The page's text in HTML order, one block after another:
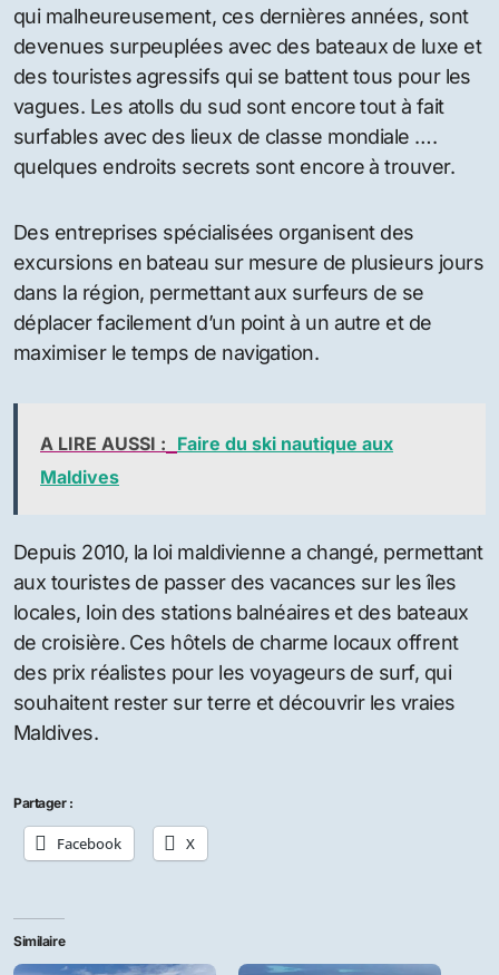
Les récents concours O’Neil Deep Blue organisés
aux Maldives ont placé les Maldives sur la carte du
monde du surf. Alors que la plupart des spots de
surf reconnus se trouvent dans l’atoll de Male, il y a
certainement plus à découvrir. Les atolls du centre-
houle qui remonte de l’Antarctique et constituent le
premier arrêt qui libère sa puissance aux confins du
sud sud / ouest de ces atolls.
La plupart des informations de surf se concentrent
qui malheureusement, ces dernières années, sont
devenues surpeuplées avec des bateaux de luxe et
des touristes agressifs qui se battent tous pour les
quelques endroits secrets sont encore à trouver.
Des entreprises spécialisées organisent des
excursions en bateau sur mesure de plusieurs jours
dans la région, permettant aux surfeurs de se
déplacer facilement d’un point à un autre et de
maximiser le temps de navigation.
A LIRE AUSSI :
Faire du ski nautique aux
Depuis 2010, la loi maldivienne a changé, permettant